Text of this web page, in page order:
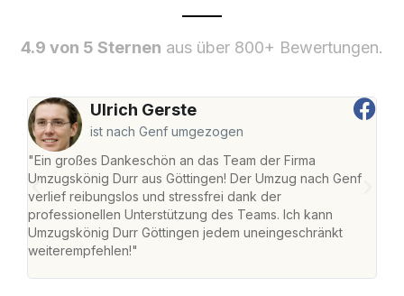
4.9 von 5 Sternen aus über 800+ Bewertungen.
Ulrich Gerste
ist nach Genf umgezogen
"Ein großes Dankeschön an das Team der Firma
Umzugskönig Durr aus Göttingen! Der Umzug nach Genf
verlief reibungslos und stressfrei dank der
professionellen Unterstützung des Teams. Ich kann
Umzugskönig Durr Göttingen jedem uneingeschränkt
weiterempfehlen!"